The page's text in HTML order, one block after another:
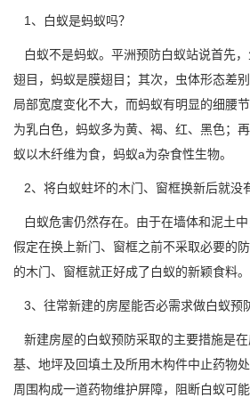
1、白蚁是蚂蚁吗？
白蚁不是蚂蚁。平洲预防白蚁站说首先
翅目，蚂蚁是膜翅目；其次，虫体形态差
局部宽度变化不大，而蚂蚁有明显的细腰
为乳白色，蚂蚁多为黄、褐、红、黑色；
蚁以木纤维为食，蚂蚁a为杂食性生物。
2、将白蚁蛀坏的木门、窗框换新后就没
白蚁危害仍然存在。由于在墙体和泥土中
假定在换上新门、窗框之前不采取必要的
的木门、窗框就正好成了白蚁的新颖食料。
3、往常新建的房屋能否必需求做白蚁预
新建房屋的白蚁预防采取的主要措施是
基、地坪及回填土及所用木构件中止药物
周围构成一道药物维护屏障，阻断白蚁可